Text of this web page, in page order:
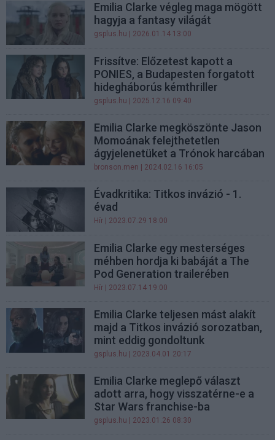
Emilia Clarke végleg maga mögött
hagyja a fantasy világát
gsplus.hu | 2026.01.14 13:00
Frissítve: Előzetest kapott a
PONIES, a Budapesten forgatott
hidegháborús kémthriller
gsplus.hu | 2025.12.16 09:40
Emilia Clarke megköszönte Jason
Momoának felejthetetlen
ágyjelenetüket a Trónok harcában
bronson.men | 2024.02.16 16:05
Évadkritika: Titkos invázió - 1.
évad
Hír | 2023.07.29 18:00
Emilia Clarke egy mesterséges
méhben hordja ki babáját a The
Pod Generation trailerében
Hír | 2023.07.14 19:00
Emilia Clarke teljesen mást alakít
majd a Titkos invázió sorozatban,
mint eddig gondoltunk
gsplus.hu | 2023.04.01 20:17
Emilia Clarke meglepő választ
adott arra, hogy visszatérne-e a
Star Wars franchise-ba
gsplus.hu | 2023.01.26 08:30